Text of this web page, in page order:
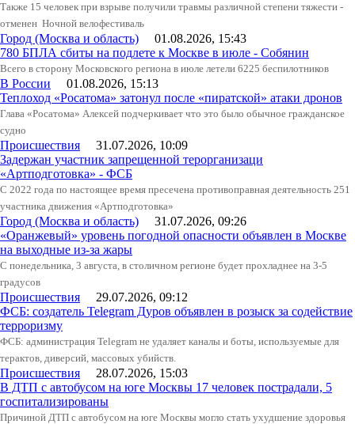
Также 15 человек при взрыве получили травмы различной степени тяжести -
отменен Ночной велофестиваль
Город (Москва и область) 01.08.2026, 15:43
780 БПЛА сбиты на подлете к Москве в июле - Собянин
Всего в сторону Московского региона в июле летели 6225 беспилотников
В России 01.08.2026, 15:13
Теплоход «Росатома» затонул после «пиратской» атаки дронов
Глава «Росатома» Алексей подчеркивает что это было обычное гражданское
судно
Происшествия 31.07.2026, 10:09
Задержан участник запрещенной терорганизаци
«Артподготовка» - ФСБ
С 2022 года по настоящее время пресечена противоправная деятельность 251
участника движения «Артподготовка»
Город (Москва и область) 31.07.2026, 09:26
«Оранжевый» уровень погодной опасности объявлен в Москве
на выходные из-за жары
С понедельника, 3 августа, в столичном регионе будет прохладнее на 3-5
градусов
Происшествия 29.07.2026, 09:12
ФСБ: создатель Telegram Дуров объявлен в розыск за содействие
терроризму
ФСБ: администрация Telegram не удаляет каналы и боты, используемые для
терактов, диверсий, массовых убийств.
Происшествия 28.07.2026, 15:03
В ДТП с автобусом на юге Москвы 17 человек пострадали, 5
госпитализированы
Причиной ДТП с автобусом на юге Москвы могло стать ухудшение здоровья